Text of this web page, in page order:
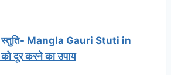
स्तुति- Mangla Gauri Stuti in
दूर करने का उपाय